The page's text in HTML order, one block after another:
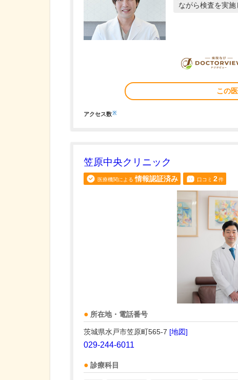
ながら検査を実
この
アクセス数※
笠原中央クリニック
医療機関による 情報認証済み 口コミ 2件
所在地・電話番号
茨城県水戸市笠原町565-7 [地図]
029-244-6011
診療科目